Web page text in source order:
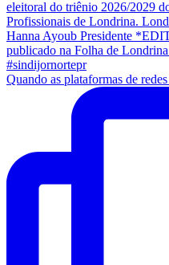
Quando as plataformas de